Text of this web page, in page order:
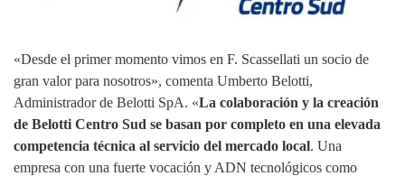
«Desde el primer momento vimos en F. Scassellati un socio de
gran valor para nosotros», comenta Umberto Belotti,
Administrador de Belotti SpA. «La colaboración y la creación
de Belotti Centro Sud se basan por completo en una elevada
competencia técnica al servicio del mercado local. Una
empresa con una fuerte vocación y ADN tecnológicos como